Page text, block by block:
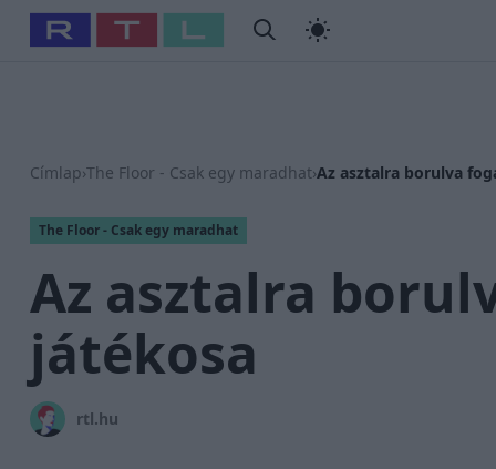
Babits Marcella #Szellő István #Most Wanted
Címlap›The Floor - Csak egy maradhat›Az asztalra borulva
The Floor - Csak egy maradhat
Az asztalra
játékosa
rtl.hu